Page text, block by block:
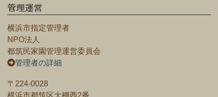
管理運営
横浜市指定管理者
NPO法人
都筑民家園管理運営委員会
管理者の詳細
〒224-0028
横浜市都筑区大棚西2番